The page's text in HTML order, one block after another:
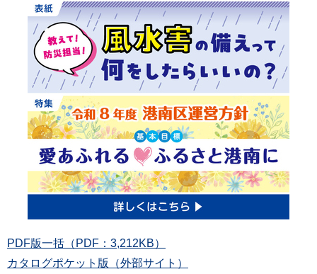
PDF版一括（PDF：3,212KB）
カタログポケット版（外部サイト）